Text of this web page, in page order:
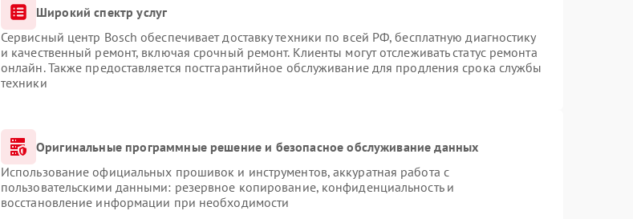
Широкий спектр услуг
Сервисный центр Bosch обеспечивает доставку техники по всей РФ, бесплатную диагностику
и качественный ремонт, включая срочный ремонт. Клиенты могут отслеживать статус ремонта
онлайн. Также предоставляется постгарантийное обслуживание для продления срока службы
техники
Оригинальные программные решение и безопасное обслуживание данных
Использование официальных прошивок и инструментов, аккуратная работа с
пользовательскими данными: резервное копирование, конфиденциальность и
восстановление информации при необходимости